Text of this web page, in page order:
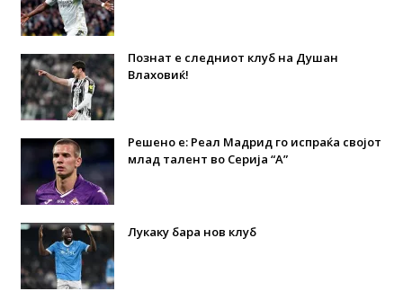
Познат е следниот клуб на Душан
Влаховиќ!
Решено е: Реал Мадрид го испраќа својот
млад талент во Серија “А”
Лукаку бара нов клуб